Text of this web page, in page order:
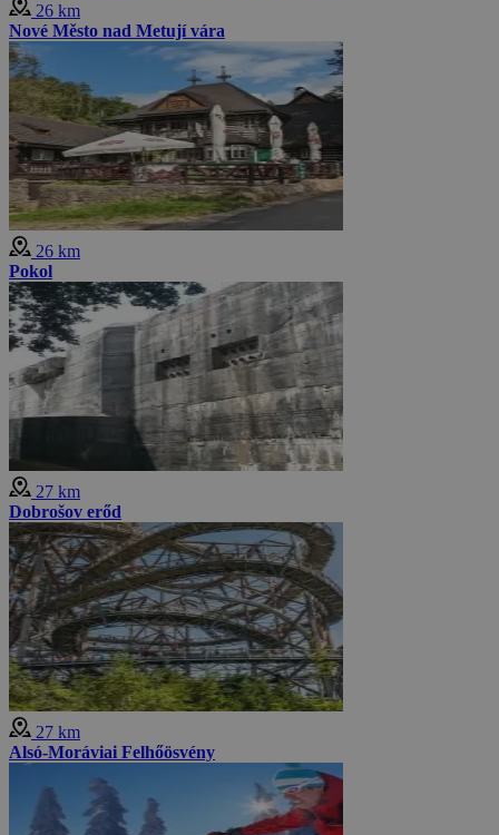
26 km
Nové Město nad Metují vára
26 km
Pokol
27 km
Dobrošov erőd
27 km
Alsó-Moráviai Felhőösvény